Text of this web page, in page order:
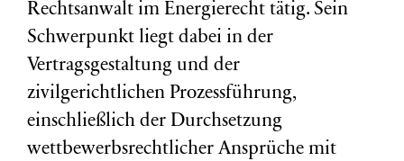
Rechtsanwalt im Energierecht tätig. Sein
Schwerpunkt liegt dabei in der
Vertragsgestaltung und der
zivilgerichtlichen Prozessführung,
einschließlich der Durchsetzung
wettbewerbsrechtlicher Ansprüche mit